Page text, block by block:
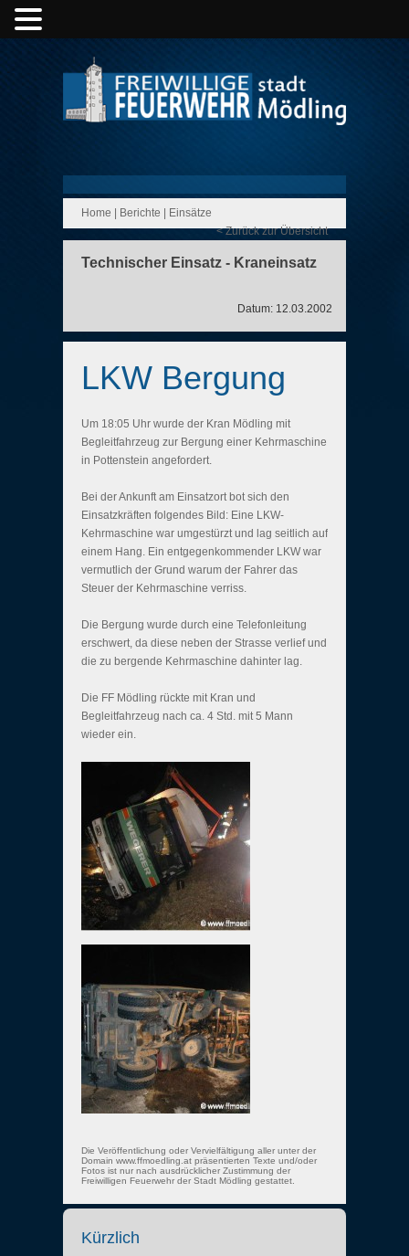
Home Berichte
Einsätze
< Zurück zur Übersicht
Technischer Einsatz - Kraneinsatz
Datum: 12.03.2002
LKW Bergung
Um 18:05 Uhr wurde der Kran Mödling mit
Begleitfahrzeug zur Bergung einer Kehrmaschine
in Pottenstein angefordert.
Bei der Ankunft am Einsatzort bot sich den
Einsatzkräften folgendes Bild: Eine LKW-
Kehrmaschine war umgestürzt und lag seitlich auf
einem Hang. Ein entgegenkommender LKW war
vermutlich der Grund warum der Fahrer das
Steuer der Kehrmaschine verriss.
Die Bergung wurde durch eine Telefonleitung
erschwert, da diese neben der Strasse verlief und
die zu bergende Kehrmaschine dahinter lag.
Die FF Mödling rückte mit Kran und
Begleitfahrzeug nach ca. 4 Std. mit 5 Mann
wieder ein.
Die Veröffentlichung oder Vervielfältigung aller unter der
Domain www.ffmoedling.at präsentierten Texte und/oder
Fotos ist nur nach ausdrücklicher Zustimmung der
Freiwilligen Feuerwehr der Stadt Mödling gestattet.
Kürzlich